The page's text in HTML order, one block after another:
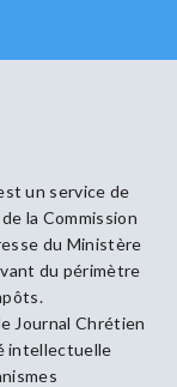
un service de
la Commission
du Ministère
du périmètre
Journal Chrétien
intellectuelle